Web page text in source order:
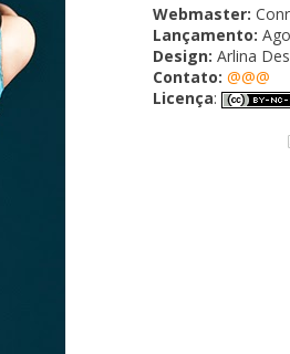
Webmaster:
Lançamento:
Design: Arlina
Contato: @@@
Licença: